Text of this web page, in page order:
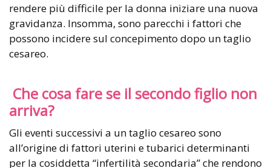
rendere più difficile per la donna iniziare una nuova
gravidanza. Insomma, sono parecchi i fattori che
possono incidere sul concepimento dopo un taglio
cesareo.
Che cosa fare se il secondo figlio non
arriva?
Gli eventi successivi a un taglio cesareo sono
all’origine di fattori uterini e tubarici determinanti
per la cosiddetta “infertilità secondaria” che rendono